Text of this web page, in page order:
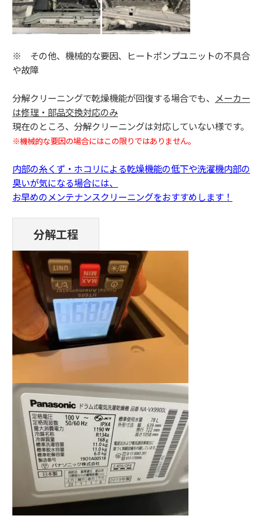
※ その他、機械的な要因、ヒートポンプユニットの不具合
や故障
分解クリーニングで乾燥機能が回復する場合でも、
メーカー
は修理・部品交換対応のみ
現在のところ、分解クリーニングは対応していない様です。
※機械的な要因の場合にはこの限りではありません。
内部の糸くず・ホコリによる乾燥機能の低下や洗濯機内部の
臭いが気になる場合には、
お早めのメンテナンスクリーニングをおすすめします！
分解工程